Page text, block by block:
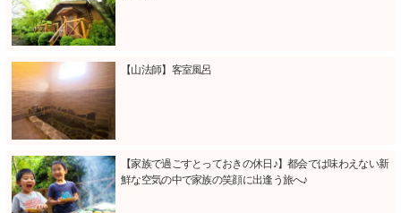
【山法師】客室風呂
【家族で過ごすとっておきの休日♪】都会では味わえない新
鮮な空気の中で家族の笑顔に出逢う旅へ♪